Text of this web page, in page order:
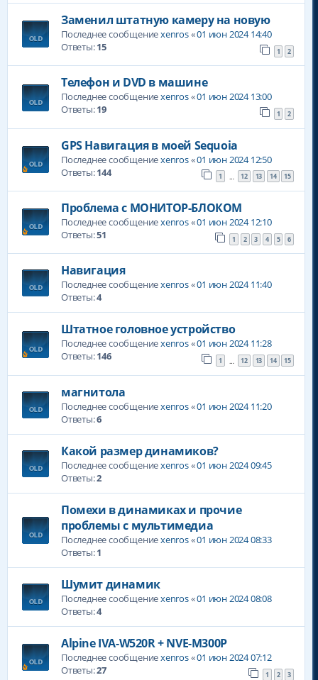
Заменил штатную камеру на новую
Последнее сообщениеxenros«01 июн 2024 14:40
Ответы:15 1 2
Телефон и DVD в машине
Последнее сообщениеxenros«01 июн 2024 13:00
Ответы:19 1 2
GPS Навигация в моей Sequoia
Последнее сообщениеxenros«01 июн 2024 12:50
Ответы:144 1 … 12 13 14 15
Проблема с МОНИТОР-БЛОКОМ
Последнее сообщениеxenros«01 июн 2024 12:10
Ответы:51 1 2 3 4 5 6
Навигация
Последнее сообщениеxenros«01 июн 2024 11:40
Ответы:4
Штатное головное устройство
Последнее сообщениеxenros«01 июн 2024 11:28
Ответы:146 1 … 12 13 14 15
магнитола
Последнее сообщениеxenros«01 июн 2024 11:20
Ответы:6
Какой размер динамиков?
Последнее сообщениеxenros«01 июн 2024 09:45
Ответы:2
Помехи в динамиках и прочие
проблемы с мультимедиа
Последнее сообщениеxenros«01 июн 2024 08:33
Ответы:1
Шумит динамик
Последнее сообщениеxenros«01 июн 2024 08:08
Ответы:4
Alpine IVA-W520R + NVE-M300P
Последнее сообщениеxenros«01 июн 2024 07:12
Ответы:27 1 2 3